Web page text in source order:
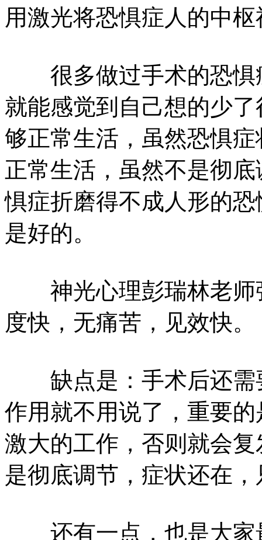
用激光将恐惧症人的中
很多做过手术的恐惧
就能感觉到自己想的少
够正常生活，虽然恐惧
正常生活，虽然不是彻
惧症折磨得不成人形的
是好的。
神光心理彭瑞林老师
度快，无痛苦，见效快。
缺点是：手术后还需
作用就不用说了，重要
激大的工作，否则就会
是彻底调节，症状还在
还有一点，也是大家